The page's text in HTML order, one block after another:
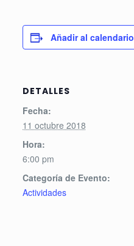
Añadir al calendario
DETALLES
Fecha:
11 octubre 2018
Hora:
6:00 pm
Categoría de Evento:
Actividades